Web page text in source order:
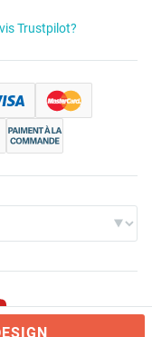
Trustpilot?